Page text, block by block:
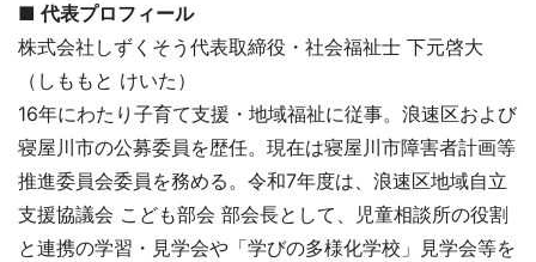
■ 代表プロフィール
株式会社しずくそう代表取締役・社会福祉士 下元啓大
（しももと けいた）
16年にわたり子育て支援・地域福祉に従事。浪速区および
寝屋川市の公募委員を歴任。現在は寝屋川市障害者計画等
推進委員会委員を務める。令和7年度は、浪速区地域自立
支援協議会 こども部会 部会長として、児童相談所の役割
と連携の学習・見学会や「学びの多様化学校」見学会等を